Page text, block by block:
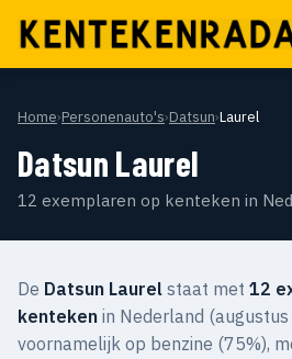
Home›Personenauto's›Datsun›Laurel
Datsun Laurel
12 exemplaren op kenteken in
De Datsun Laurel staat met 12
kenteken in Nederland
voornamelijk op benzine (75%),